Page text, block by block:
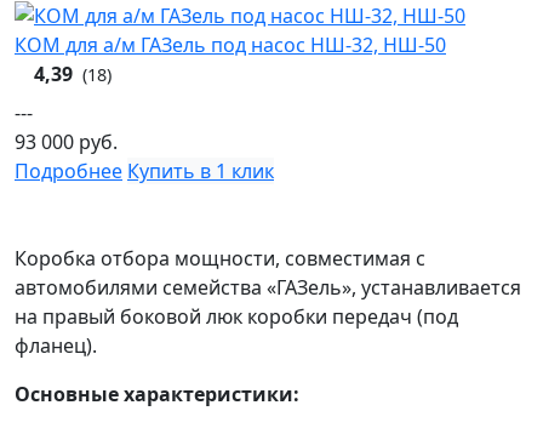
КОМ для а/м ГАЗель под насос НШ-32, НШ-50
4,39 (18)
---
93 000 руб.
Подробнее Купить в 1 клик
Коробка отбора мощности, совместимая с
автомобилями семейства «ГАЗель», устанавливается
на правый боковой люк коробки передач (под
фланец).
Основные характеристики: